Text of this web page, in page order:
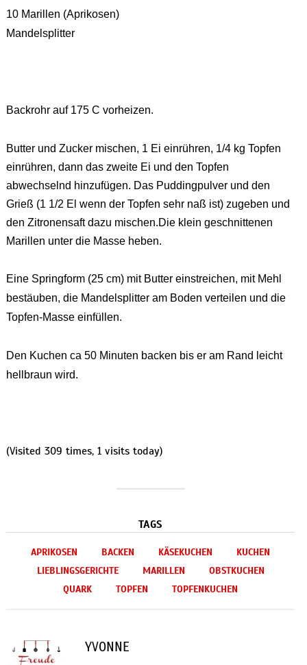
10 Marillen (Aprikosen)
Mandelsplitter
Backrohr auf 175 C vorheizen.
Butter und Zucker mischen, 1 Ei einrühren, 1/4 kg Topfen
einrühren, dann das zweite Ei und den Topfen
abwechselnd hinzufügen. Das Puddingpulver und den
Grieß (1 1/2 El wenn der Topfen sehr naß ist) zugeben und
den Zitronensaft dazu mischen.Die klein geschnittenen
Marillen unter die Masse heben.
Eine Springform (25 cm) mit Butter einstreichen, mit Mehl
bestäuben, die Mandelsplitter am Boden verteilen und die
Topfen-Masse einfüllen.
Den Kuchen ca 50 Minuten backen bis er am Rand leicht
hellbraun wird.
(Visited 309 times, 1 visits today)
TAGS
APRIKOSEN BACKEN KÄSEKUCHEN
KUCHEN
LIEBLINGSGERICHTE
MARILLEN
OBSTKUCHEN
QUARK
TOPFEN TOPFENKUCHEN
YVONNE